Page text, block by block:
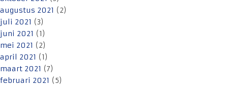
augustus 2021 (2)
juli 2021 (3)
juni 2021 (1)
mei 2021 (2)
april 2021 (1)
maart 2021 (7)
februari 2021 (5)